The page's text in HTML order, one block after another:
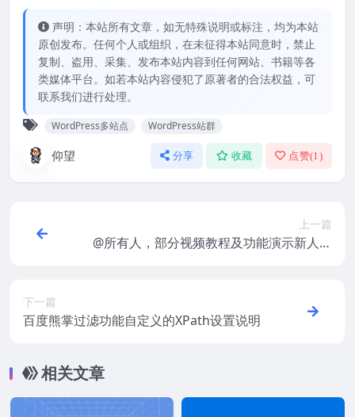
声明：本站所有文章，如无特殊说明或标注，均为本站
原创发布。任何个人或组织，在未征得本站同意时，禁止
复制、盗用、采集、发布本站内容到任何网站、书籍等各
类媒体平台。如若本站内容侵犯了原著者的合法权益，可
联系我们进行处理。
WordPress多站点 WordPress站群
仰望 分享 收藏 点赞(1)
上一篇
@所有人，部分视频教程及功能演示新人必
下一篇
百度熊掌过滤功能自定义的XPath设置说明
相关文章